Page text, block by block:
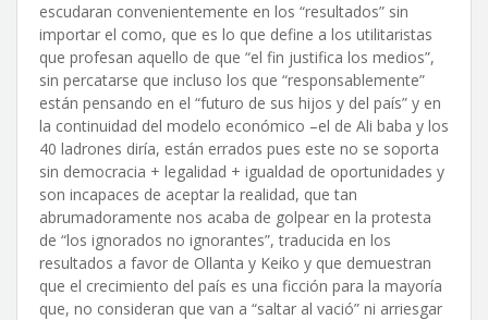
escudaran convenientemente en los “resultados” sin
importar el como, que es lo que define a los utilitaristas
que profesan aquello de que “el fin justifica los medios”,
sin percatarse que incluso los que “responsablemente”
están pensando en el “futuro de sus hijos y del país” y en
la continuidad del modelo económico –el de Ali baba y los
40 ladrones diría, están errados pues este no se soporta
sin democracia + legalidad + igualdad de oportunidades y
son incapaces de aceptar la realidad, que tan
abrumadoramente nos acaba de golpear en la protesta
de “los ignorados no ignorantes”, traducida en los
resultados a favor de Ollanta y Keiko y que demuestran
que el crecimiento del país es una ficción para la mayoría
que, no consideran que van a “saltar al vació” ni arriesgar